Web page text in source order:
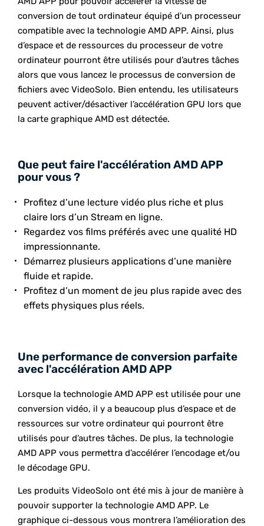
conversion de tout ordinateur équipé d’un processeur
compatible avec la technologie AMD APP. Ainsi, plus
d’espace et de ressources du processeur de votre
ordinateur pourront être utilisés pour d’autres tâches
alors que vous lancez le processus de conversion de
fichiers avec VideoSolo. Bien entendu, les utilisateurs
peuvent activer/désactiver l’accélération GPU lors que
la carte graphique AMD est détectée.
Que peut faire l'accélération AMD APP
pour vous ?
Profitez d’une lecture vidéo plus riche et plus
claire lors d’un Stream en ligne.
Regardez vos films préférés avec une qualité HD
impressionnante.
Démarrez plusieurs applications d’une manière
fluide et rapide.
Profitez d’un moment de jeu plus rapide avec des
effets physiques plus réels.
Une performance de conversion parfaite
avec l'accélération AMD APP
Lorsque la technologie AMD APP est utilisée pour une
conversion vidéo, il y a beaucoup plus d’espace et de
ressources sur votre ordinateur qui pourront être
utilisés pour d’autres tâches. De plus, la technologie
AMD APP vous permettra d’accélérer l’encodage et/ou
le décodage GPU.
Les produits VideoSolo ont été mis à jour de manière à
pouvoir supporter la technologie AMD APP. Le
graphique ci-dessous vous montrera l’amélioration des